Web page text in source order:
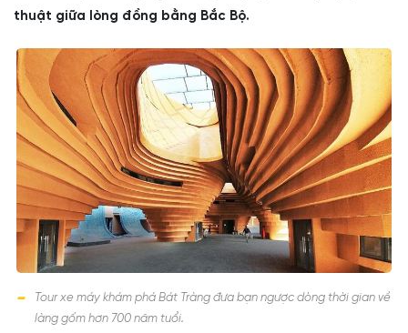
thuật giữa lòng đồng bằng Bắc Bộ.
Tour xe máy khám phá Bát Tràng đưa bạn ngược dòng thời gian về
làng gốm hơn 700 năm tuổi.